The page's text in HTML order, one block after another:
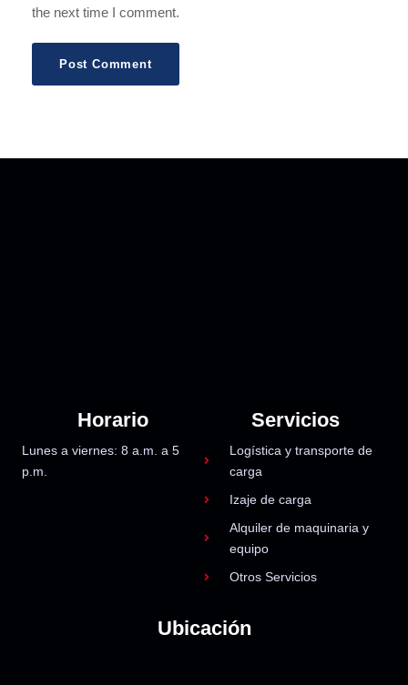
the next time I comment.
Horario
Lunes a viernes: 8 a.m. a 5
p.m.
Servicios
Logística y transporte de
carga
Izaje de carga
Alquiler de maquinaria y
equipo
Otros Servicios
Ubicación